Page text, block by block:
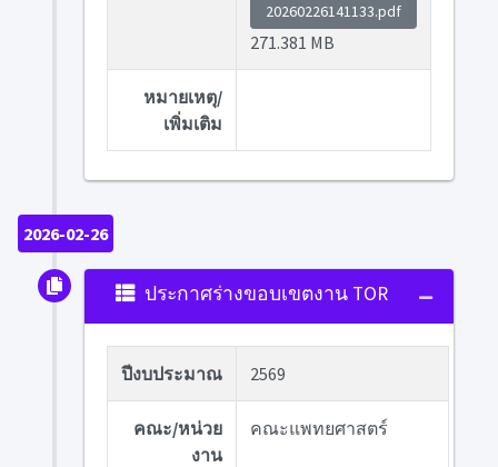
20260226141133.pdf
271.381 MB
หมายเหตุ/
เพิ่มเติม
2026-02-26
ประกาศร่างขอบเขตงาน TOR
ปีงบประมาณ 2569
คณะ/หน่วย
งาน
คณะแพทยศาสตร์